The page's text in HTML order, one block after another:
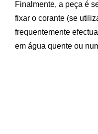
Finalmente, a peça é
fixar o corante (se
frequentemente
em água quente ou